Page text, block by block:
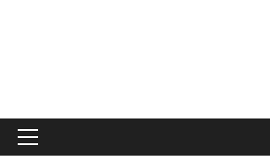
Primary